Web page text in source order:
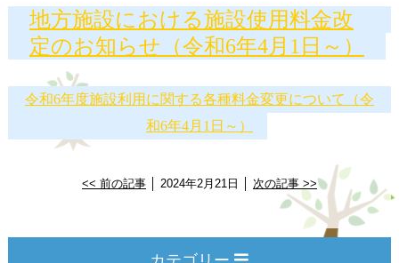
地方施設における施設使用料金改
定のお知らせ（令和6年4月1日～）
令和6年度施設利用に関する各種料金変更について（令
和6年4月1日～）
<< 前の記事│ 2024年2月21日 │ 次の記事 >>